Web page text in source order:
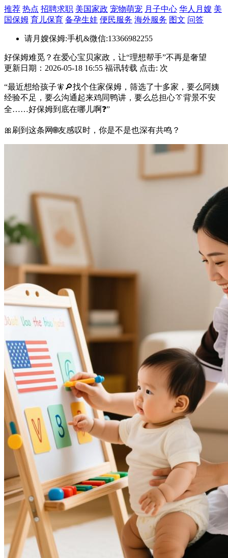
推荐 热点 招聘求职 美国家政 宠物萌宠 月子中心 华人月嫂 美
国保姆 育儿保育 备孕生娃 便民服务 海外服务 图文 问答
请月嫂保姆:手机&微信:13366982255
好保姆难觅？在爱心宝贝家政，让“理想帮手”不再是奢望
更新日期：2026-05-18 16:55 福讯转载 点击: 次
“最近想给孩子🧚🔎找个住家保姆，筛选了十多家，要么阿姨
经验不足，要么沟通起来鸡同鸭讲，要么总担心👔背景不安
全……好保姆到底在哪儿啊❓”
🎀刷到这条网🌐友感叹时，你是不是也深有共鸣？